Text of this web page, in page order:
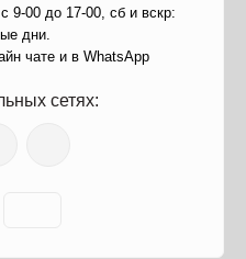
9-00 до 17-00, сб и вскр:
дни.
чате и в WhatsApp
сетях: